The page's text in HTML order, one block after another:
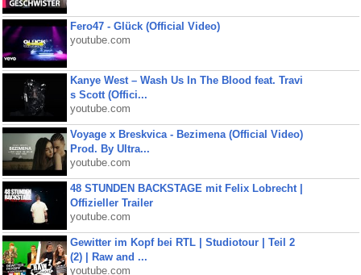
Fero47 - Glück (Official Video)
youtube.com
Kanye West – Wash Us In The Blood feat. Travi
s Scott (Offici...
youtube.com
Voyage x Breskvica - Bezimena (Official Video)
Prod. By Ultra...
youtube.com
48 STUNDEN BACKSTAGE mit Felix Lobrecht |
Offizieller Trailer
youtube.com
Gewitter im Kopf bei RTL | Studiotour | Teil 2
(2) | Raw and ...
youtube.com